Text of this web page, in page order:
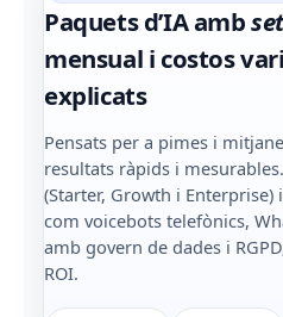
Paquets d’IA amb
mensual i costos
explicats
Pensats per a pimes i
resultats ràpids i
(Starter, Growth i Enterprise)
com voicebots telefònics,
amb govern de dades i
ROI.